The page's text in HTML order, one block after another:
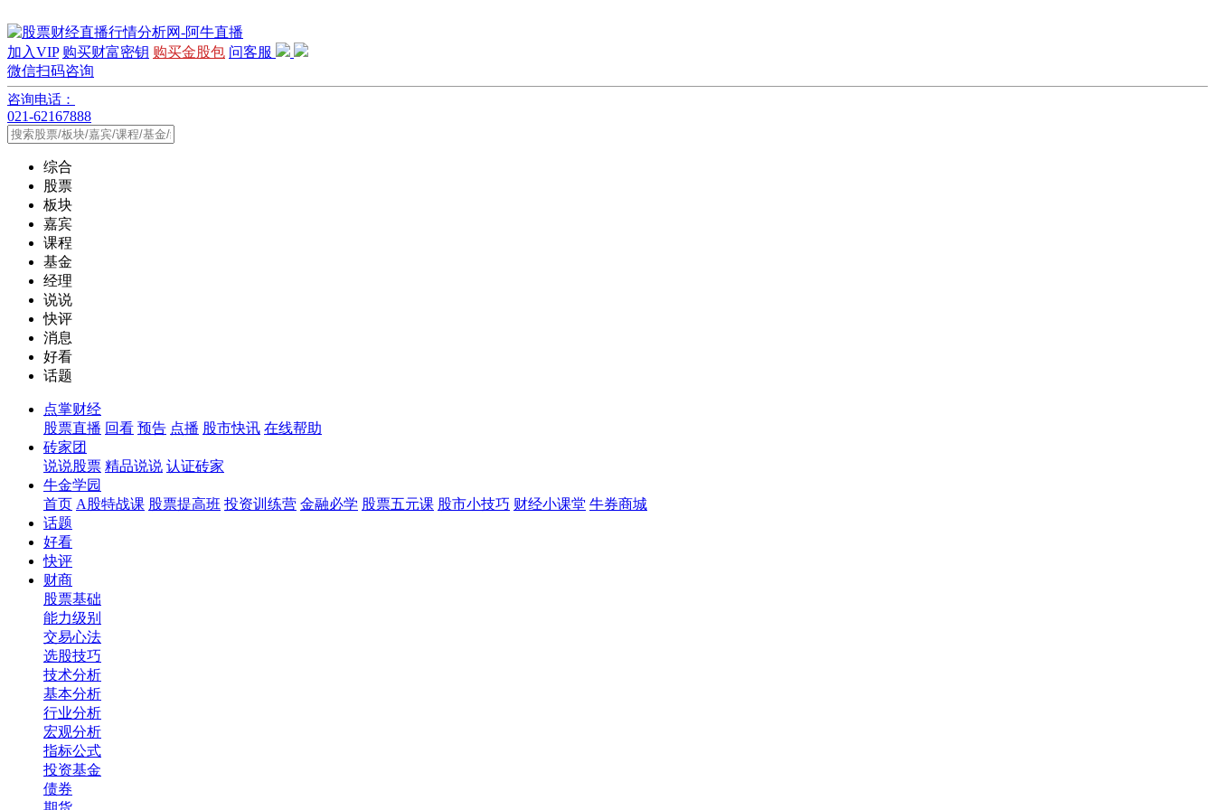
加入VIP 购买财富密钥 购买金股包 问客服
微信扫码咨询
咨询电话：
021-62167888
综合
股票
板块
嘉宾
课程
基金
经理
说说
快评
消息
好看
话题
点掌财经
股票直播 回看 预告 点播 股市快讯 在线帮助
砖家团
说说股票 精品说说 认证砖家
牛金学园
首页 A股特战课 股票提高班 投资训练营 金融必学 股票五元课 股市小技巧 财经小课堂 牛券商城
话题
好看
快评
财商
股票基础
能力级别
交易心法
选股技巧
技术分析
基本分析
行业分析
宏观分析
指标公式
投资基金
债券